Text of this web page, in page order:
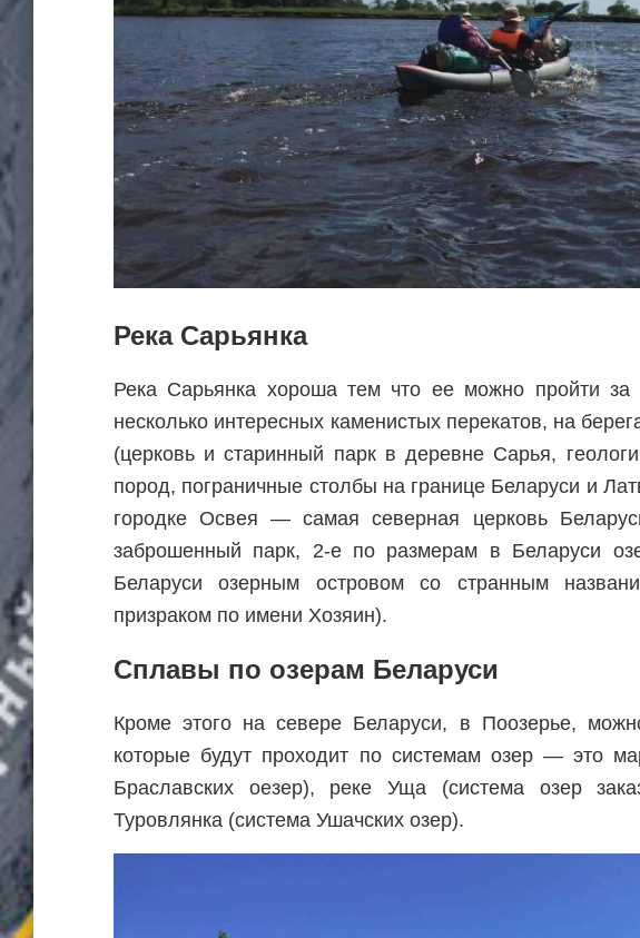
Река Сарьянка
Река Сарьянка хороша тем что ее можно пройти
несколько интересных каменистых перекатов, на
(церковь и старинный парк в деревне Сарья,
пород, пограничные столбы на границе Беларуси и
городке Освея — самая северная церковь
заброшенный парк, 2-е по размерам в Беларуси
Беларуси озерным островом со странным
призраком по имени Хозяин).
Сплавы по озерам Беларуси
Кроме этого на севере Беларуси, в Поозерье,
которые будут проходит по системам озер — это
Браславских оезер), реке Уща (система озер
Туровлянка (система Ушачских озер).